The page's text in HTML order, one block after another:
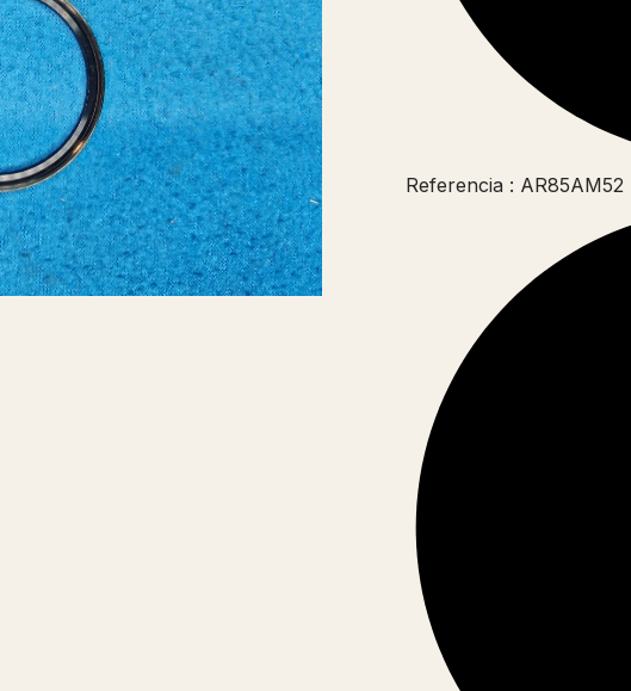
Referencia : AR85AM52